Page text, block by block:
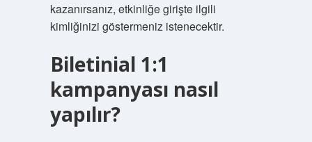
kazanırsanız, etkinliğe girişte ilgili
kimliğinizi göstermeniz istenecektir.
Biletinial 1:1
kampanyası nasıl
yapılır?